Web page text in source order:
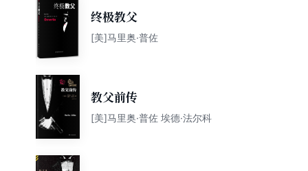
终极教父
[美]马里奥·普佐
教父前传
[美]马里奥·普佐 埃德·法尔科